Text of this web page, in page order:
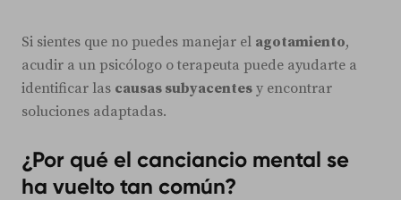
Si sientes que no puedes manejar el agotamiento,
acudir a un psicólogo o terapeuta puede ayudarte a
identificar las causas subyacentes y encontrar
soluciones adaptadas.
¿Por qué el canciancio mental se
ha vuelto tan común?